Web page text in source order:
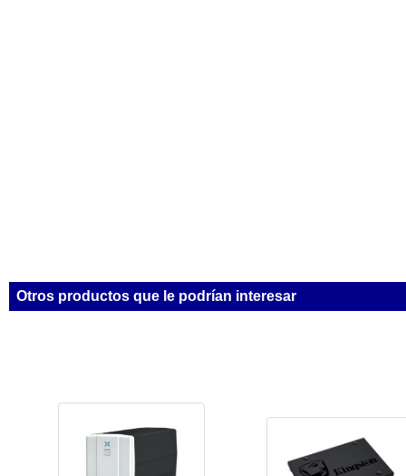
Otros productos que le podrían interesar